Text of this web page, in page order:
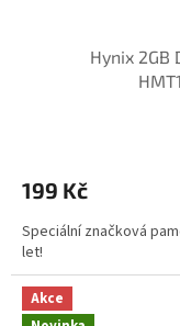
Hynix 2GB
199 Kč
Speciální značková
let!
Akce